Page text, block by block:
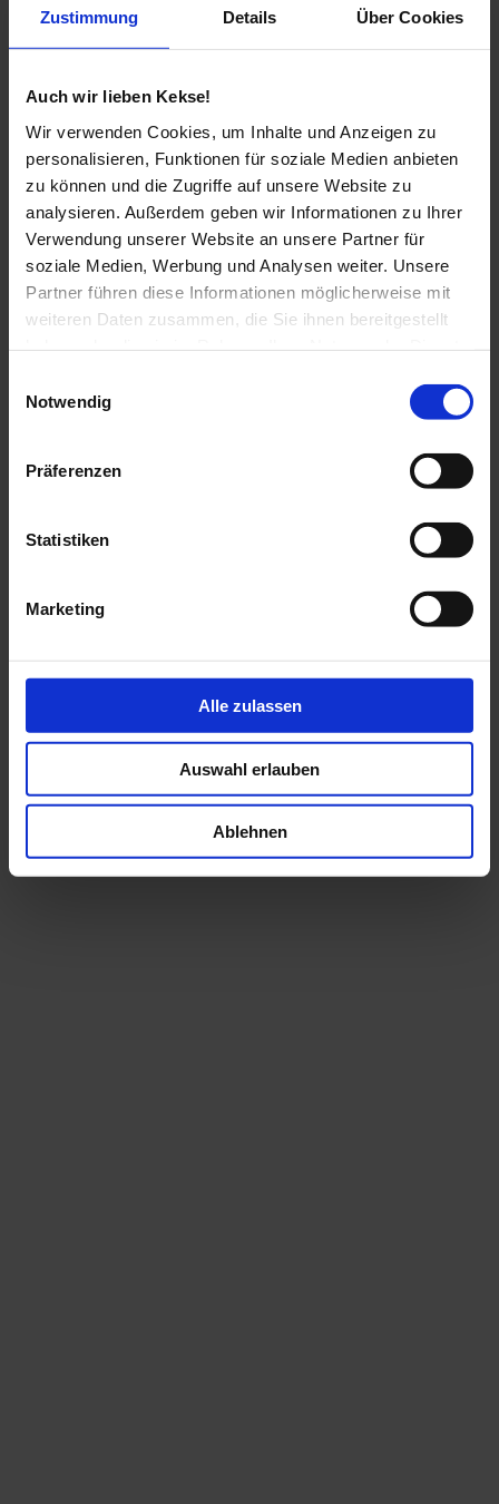
Zustimmung Details Über Cookies
Auch wir lieben Kekse!
Wir verwenden Cookies, um Inhalte und Anzeigen zu
personalisieren, Funktionen für soziale Medien anbieten
zu können und die Zugriffe auf unsere Website zu
analysieren. Außerdem geben wir Informationen zu Ihrer
Verwendung unserer Website an unsere Partner für
soziale Medien, Werbung und Analysen weiter. Unsere
Partner führen diese Informationen möglicherweise mit
weiteren Daten zusammen, die Sie ihnen bereitgestellt
Notwendig
Präferenzen
Statistiken
Marketing
Alle zulassen
Auswahl erlauben
Ablehnen